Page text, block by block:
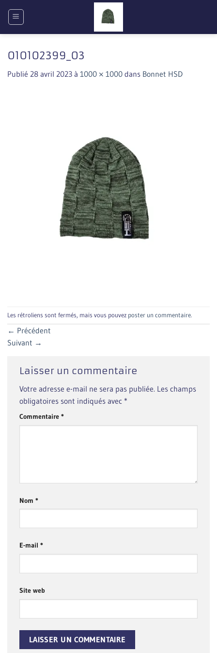
010102399_03
Publié 28 avril 2023 à 1000 × 1000 dans Bonnet HSD
Les rétroliens sont fermés, mais vous pouvez poster un commentaire.
← Précédent
Suivant →
Laisser un commentaire
Votre adresse e-mail ne sera pas publiée. Les champs
obligatoires sont indiqués avec *
Commentaire *
Nom *
E-mail *
Site web